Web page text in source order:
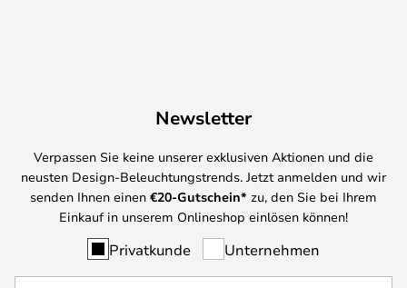
Newsletter
Verpassen Sie keine unserer exklusiven Aktionen und die
neusten Design-Beleuchtungstrends. Jetzt anmelden und wir
senden Ihnen einen €20-Gutschein* zu, den Sie bei Ihrem
Einkauf in unserem Onlineshop einlösen können!
Privatkunde Unternehmen